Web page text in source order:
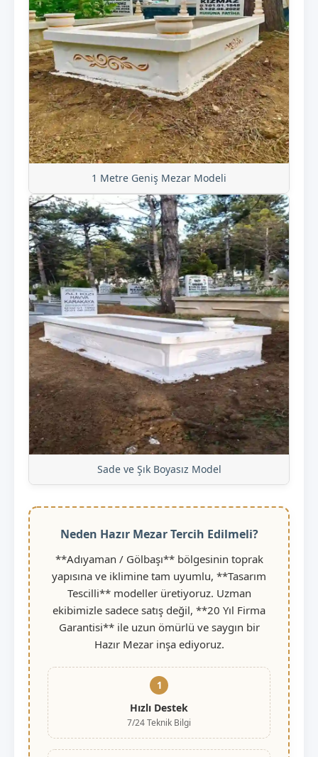
1 Metre Geniş Mezar Modeli
Sade ve Şık Boyasız Model
Neden Hazır Mezar Tercih Edilmeli?
**Adıyaman / Gölbaşı** bölgesinin toprak
yapısına ve iklimine tam uyumlu, **Tasarım
Tescilli** modeller üretiyoruz. Uzman
ekibimizle sadece satış değil, **20 Yıl Firma
Garantisi** ile uzun ömürlü ve saygın bir
Hazır Mezar inşa ediyoruz.
1
Hızlı Destek
7/24 Teknik Bilgi